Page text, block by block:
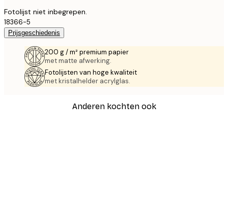
Fotolijst niet inbegrepen.
18366-5
Prijsgeschiedenis
200 g / m² premium papier
met matte afwerking.
Fotolijsten van hoge kwaliteit
met kristalhelder acrylglas.
Anderen kochten ook